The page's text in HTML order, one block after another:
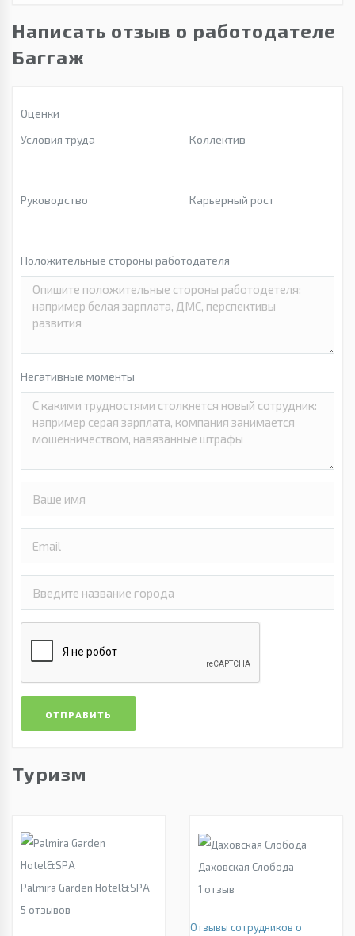
Написать отзыв о работодателе
Баггаж
Оценки
Условия труда
Коллектив
Руководство Карьерный рост
Положительные стороны работодателя
Негативные моменты
ОТПРАВИТЬ
Туризм
Palmira Garden Hotel&SPA
5 отзывов
Даховская Слобода
1 отзыв
Отзывы сотрудников о